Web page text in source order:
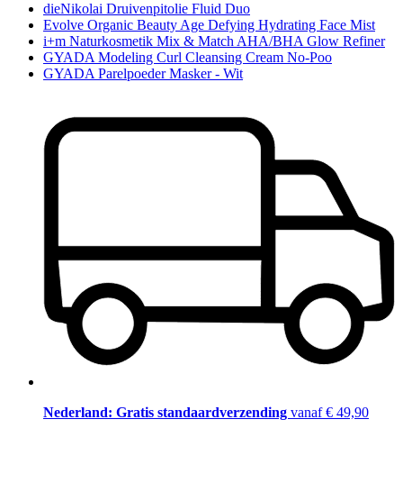
dieNikolai Druivenpitolie Fluid Duo
Evolve Organic Beauty Age Defying Hydrating Face Mist
i+m Naturkosmetik Mix & Match AHA/BHA Glow Refiner
GYADA Modeling Curl Cleansing Cream No-Poo
GYADA Parelpoeder Masker - Wit
Nederland: Gratis standaardverzending vanaf € 49,90